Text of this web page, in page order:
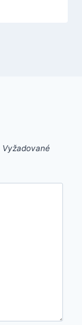
Vyžadované